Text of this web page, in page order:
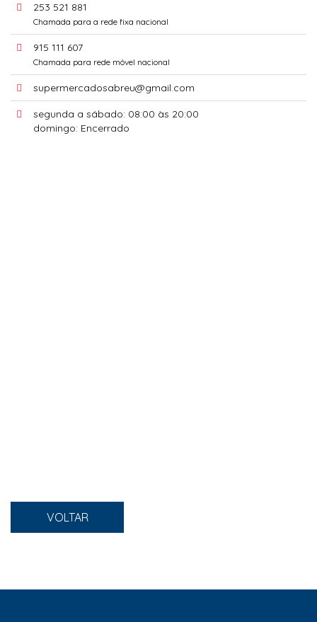
253 521 881
Chamada para a rede fixa nacional
915 111 607
Chamada para rede móvel nacional
supermercadosabreu@gmail.com
segunda a sábado: 08:00 às 20:00
domingo: Encerrado
VOLTAR